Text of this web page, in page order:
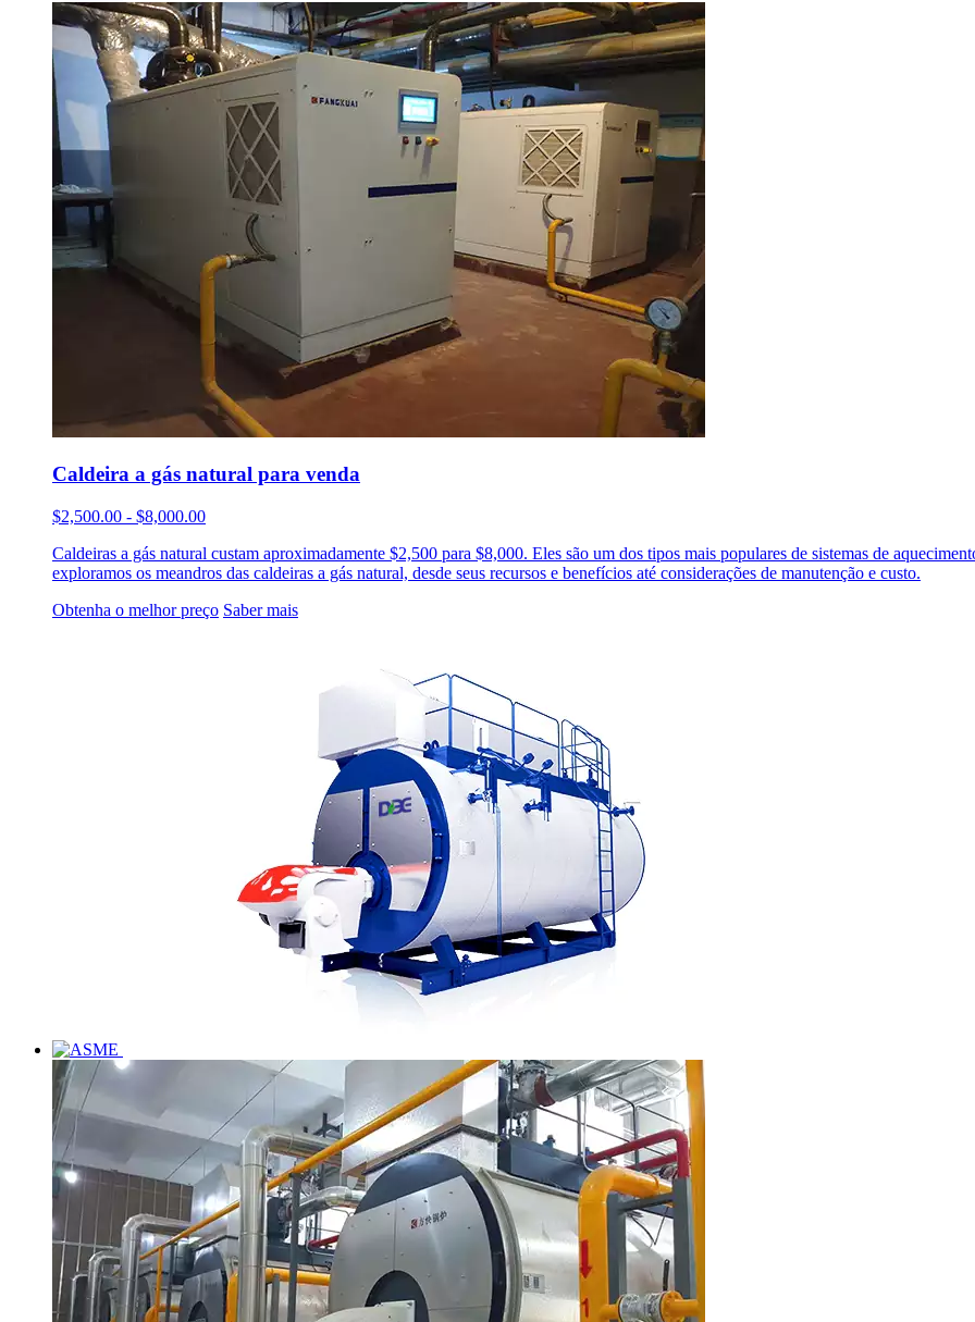
Caldeira a gás natural para venda
$2,500.00 - $8,000.00
Caldeiras a gás natural custam aproximadamente $2,500 para $8,000. Eles são um dos tipos mais populares de sistemas de
exploramos os meandros das caldeiras a gás natural, desde seus recursos e benefícios até considerações de manutenção e custo.
Obtenha o melhor preço Saber mais